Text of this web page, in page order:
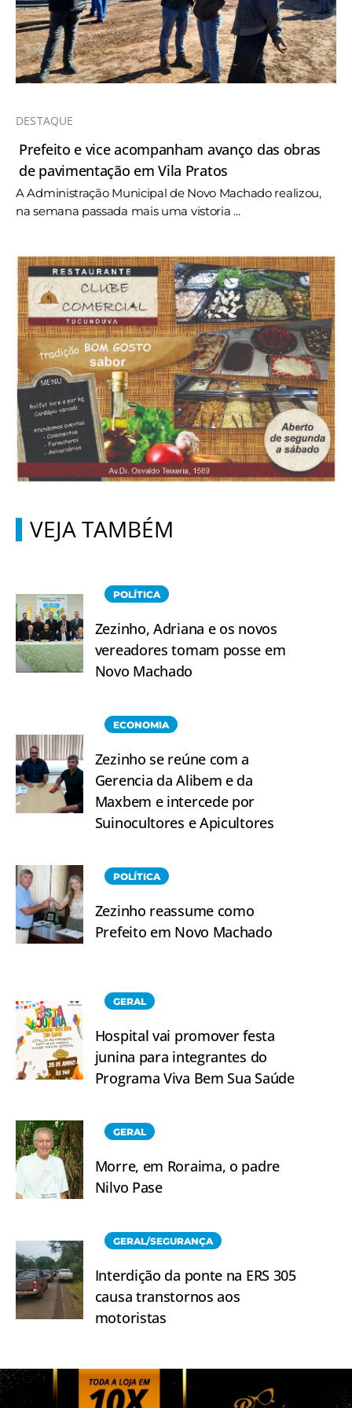
DESTAQUE
Prefeito e vice acompanham avanço das obras
de pavimentação em Vila Pratos
A Administração Municipal de Novo Machado realizou,
na semana passada mais uma vistoria ...
VEJA TAMBÉM
POLÍTICA
Zezinho, Adriana e os novos
vereadores tomam posse em
Novo Machado
ECONOMIA
Zezinho se reúne com a
Gerencia da Alibem e da
Maxbem e intercede por
Suinocultores e Apicultores
POLÍTICA
Zezinho reassume como
Prefeito em Novo Machado
GERAL
Hospital vai promover festa
junina para integrantes do
Programa Viva Bem Sua Saúde
GERAL
Morre, em Roraima, o padre
Nilvo Pase
GERAL/SEGURANÇA
Interdição da ponte na ERS 305
causa transtornos aos
motoristas